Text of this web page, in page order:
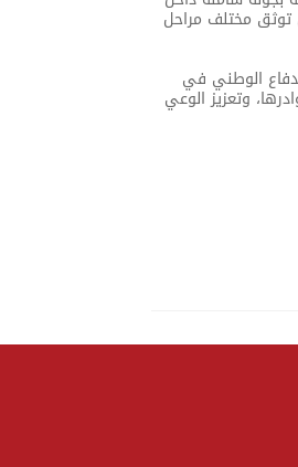
توثق مختلف مراحل
الوطني في
وتعزيز الوعي